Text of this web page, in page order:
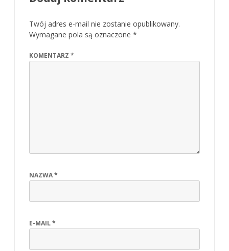
Twój adres e-mail nie zostanie opublikowany.
Wymagane pola są oznaczone *
KOMENTARZ *
NAZWA*
E-MAIL*